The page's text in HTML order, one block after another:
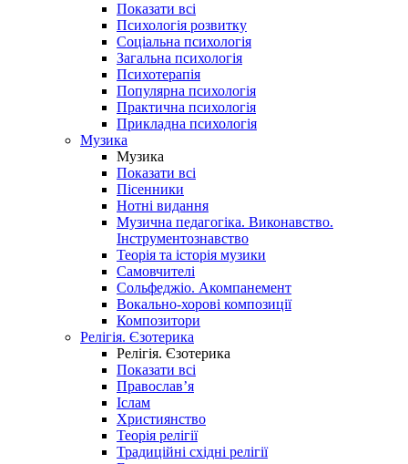
Показати всі
Психологія розвитку
Соціальна психологія
Загальна психологія
Психотерапія
Популярна психологія
Практична психологія
Прикладна психологія
Музика
Музика
Показати всі
Пісенники
Нотні видання
Музична педагогіка. Виконавство.
Інструментознавство
Теорія та історія музики
Самовчителі
Сольфеджіо. Акомпанемент
Вокально-хорові композиції
Композитори
Релігія. Єзотерика
Релігія. Єзотерика
Показати всі
Православ’я
Іслам
Християнство
Теорія релігії
Традиційні східні релігії